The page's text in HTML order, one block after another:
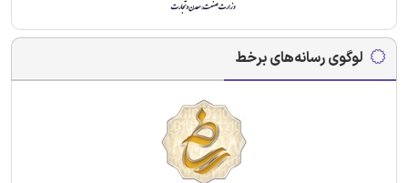
لوگوی رسانه‌های برخط